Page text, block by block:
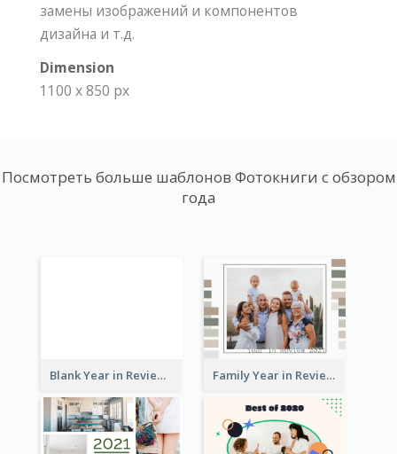
замены изображений и компонентов
дизайна и т.д.
Dimension
1100 x 850 px
Посмотреть больше шаблонов Фотокниги с обзором
года
Blank Year in Review Photo Book Family Year in Review Photo Book